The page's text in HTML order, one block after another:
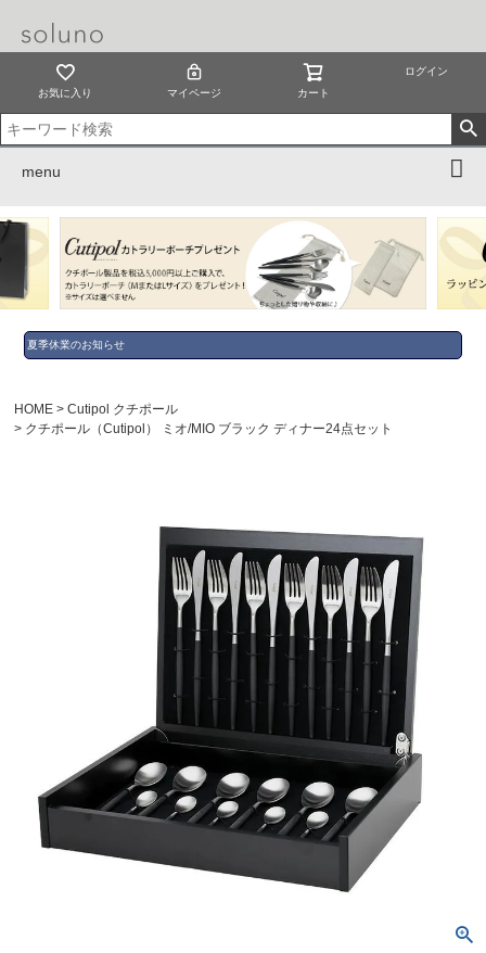
お気に入り マイページ カート
ログイン
menu
夏季休業のお知らせ
HOME
Cutipol クチポール
クチポール（Cutipol） ミオ/MIO ブラック ディナー24点セット